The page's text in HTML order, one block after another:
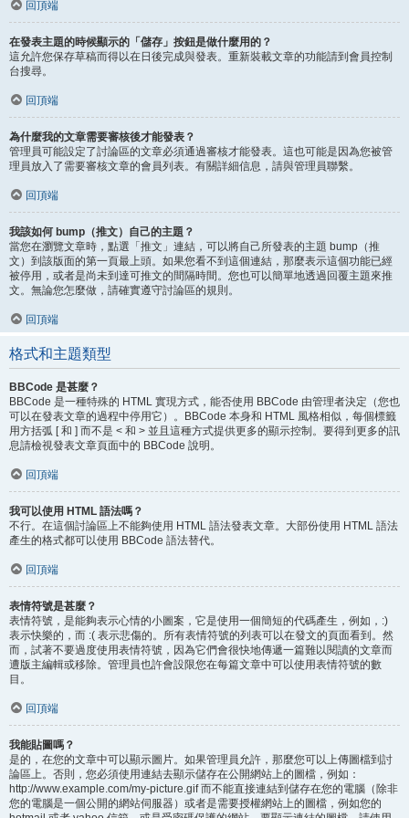
回頂端
在發表主題的時候顯示的「儲存」按鈕是做什麼用的？
這允許您保存草稿而得以在日後完成與發表。重新裝載文章的功能請到會員控制
台搜尋。
回頂端
為什麼我的文章需要審核後才能發表？
管理員可能設定了討論區的文章必須通過審核才能發表。這也可能是因為您被管
理員放入了需要審核文章的會員列表。有關詳細信息，請與管理員聯繫。
回頂端
我該如何 bump（推文）自己的主題？
當您在瀏覽文章時，點選「推文」連結，可以將自己所發表的主題 bump（推
文）到該版面的第一頁最上頭。如果您看不到這個連結，那麼表示這個功能已經
被停用，或者是尚未到達可推文的間隔時間。您也可以簡單地透過回覆主題來推
文。無論您怎麼做，請確實遵守討論區的規則。
回頂端
格式和主題類型
BBCode 是甚麼？
BBCode 是一種特殊的 HTML 實現方式，能否使用 BBCode 由管理者決定（您也
可以在發表文章的過程中停用它）。BBCode 本身和 HTML 風格相似，每個標籤
用方括弧 [ 和 ] 而不是 < 和 > 並且這種方式提供更多的顯示控制。要得到更多的訊
息請檢視發表文章頁面中的 BBCode 說明。
回頂端
我可以使用 HTML 語法嗎？
不行。在這個討論區上不能夠使用 HTML 語法發表文章。大部份使用 HTML 語法
產生的格式都可以使用 BBCode 語法替代。
回頂端
表情符號是甚麼？
表情符號，是能夠表示心情的小圖案，它是使用一個簡短的代碼產生，例如，:)
表示快樂的，而 :( 表示悲傷的。所有表情符號的列表可以在發文的頁面看到。然
而，試著不要過度使用表情符號，因為它們會很快地傳遞一篇難以閱讀的文章而
遭版主編輯或移除。管理員也許會設限您在每篇文章中可以使用表情符號的數
目。
回頂端
我能貼圖嗎？
是的，在您的文章中可以顯示圖片。如果管理員允許，那麼您可以上傳圖檔到討
論區上。否則，您必須使用連結去顯示儲存在公開網站上的圖檔，例如：
http://www.example.com/my-picture.gif 而不能直接連結到儲存在您的電腦（除非
您的電腦是一個公開的網站伺服器）或者是需要授權網站上的圖檔，例如您的